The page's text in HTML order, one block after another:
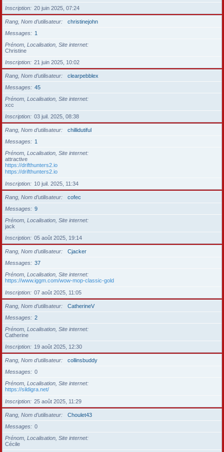
Inscription
20 juin 2025, 07:24
Rang, Nom d’utilisateur
christinejohn
Messages
1
Prénom, Localisation, Site internet
Christine
Inscription
21 juin 2025, 10:02
Rang, Nom d’utilisateur
clearpebblex
Messages
45
Prénom, Localisation, Site internet
xcc
Inscription
03 juil. 2025, 08:38
Rang, Nom d’utilisateur
chillidutiful
Messages
1
Prénom, Localisation, Site internet
attractive
https://drifthunters2.io
https://drifthunters2.io
Inscription
10 juil. 2025, 11:34
Rang, Nom d’utilisateur
cofec
Messages
9
Prénom, Localisation, Site internet
jack
Inscription
05 août 2025, 19:14
Rang, Nom d’utilisateur
Cjacker
Messages
37
Prénom, Localisation, Site internet
https://www.iggm.com/wow-mop-classic-gold
Inscription
07 août 2025, 11:05
Rang, Nom d’utilisateur
CatherineV
Messages
2
Prénom, Localisation, Site internet
Catherine
Inscription
19 août 2025, 12:30
Rang, Nom d’utilisateur
collinsbuddy
Messages
0
Prénom, Localisation, Site internet
https://sildigra.net/
Inscription
25 août 2025, 11:29
Rang, Nom d’utilisateur
Choulet43
Messages
0
Prénom, Localisation, Site internet
Cécile